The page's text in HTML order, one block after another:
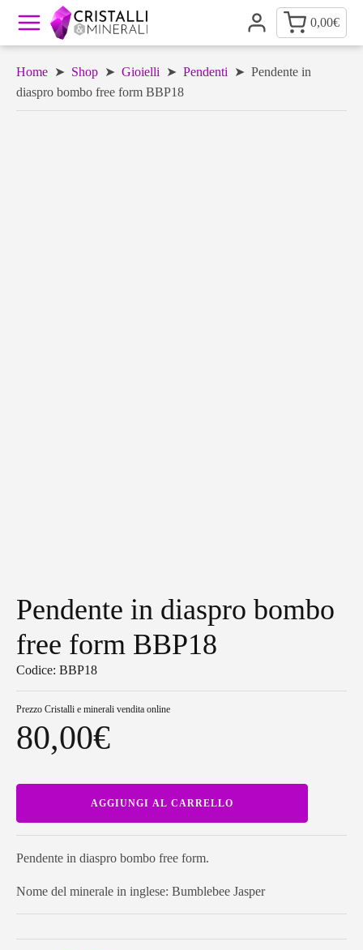
0,00€
Home ➤ Shop ➤ Gioielli ➤ Pendenti ➤ Pendente in
diaspro bombo free form BBP18
Pendente in diaspro bombo
free form BBP18
Codice: BBP18
Prezzo Cristalli e minerali vendita online
80,00€
diaspro
bombo
form
AGGIUNGI AL CARRELLO
Pendente in diaspro bombo free form.
Nome del minerale in inglese: Bumblebee Jasper